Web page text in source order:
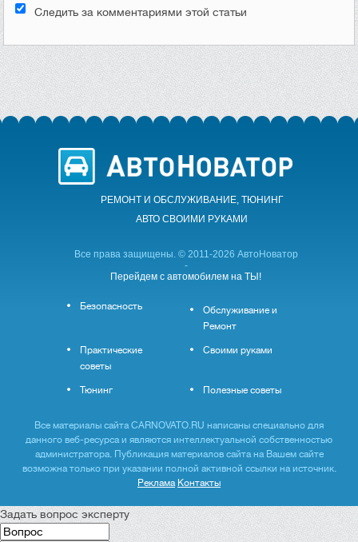
Следить за комментариями этой статьи
РЕМОНТ И ОБСЛУЖИВАНИЕ, ТЮНИНГ
АВТО CВОИМИ РУКАМИ
Все права защищены. © 2011-2026 АвтоНоватор
-
Перейдем с автомобилем на ТЫ!
Безопасность
Обслуживание и
Ремонт
Практические
советы
Своими руками
Тюнинг Полезные советы
Все материалы сайта CARNOVATO.RU написаны специально для
данного веб-ресурса и являются интеллектуальной собственностью
администратора. Публикация материалов сайта на Вашем сайте
возможна только при указании полной активной ссылки на источник.
Реклама Контакты
Задать вопрос эксперту